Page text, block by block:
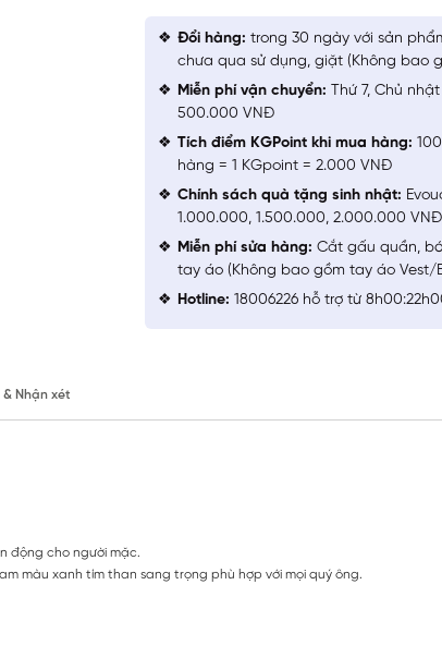
Đổi hàng: trong 30 ngày với sản
chưa qua sử dụng, giặt (Không bao
Miễn phí vận chuyển: Thứ 7, Chủ
500.000 VNĐ
Tích điểm KGPoint khi mua hàng:
hàng = 1 KGpoint = 2.000 VNĐ
Chính sách quà tặng sinh nhật:
1.000.000, 1.500.000, 2.000.000
Miễn phí sửa hàng: Cắt gấu quần,
tay áo (Không bao gồm tay áo Vest/
Hotline: 18006226 hỗ trợ từ
Nhận xét
động cho người mặc.
màu xanh tím than sang trọng phù hợp với mọi quý ông.